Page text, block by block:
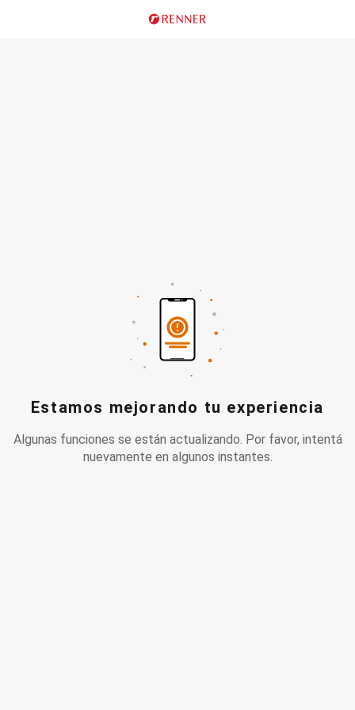
Estamos mejorando tu experiencia
Algunas funciones se están actualizando. Por favor, intentá
nuevamente en algunos instantes.